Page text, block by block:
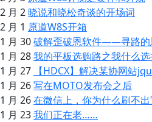
2 月 2 晓说和晓松奇谈的开场词
2 月 1 原道W8S开箱
1 月 30破解歪破恩软件——寻路的
1 月 28我的平板选购路之我什么
1 月 27
【HDCX】解决某协网站
1 月 26写在MOTO发布会之后
1 月 26在微信上，你为什么刷不
1 月 23我们正在老……